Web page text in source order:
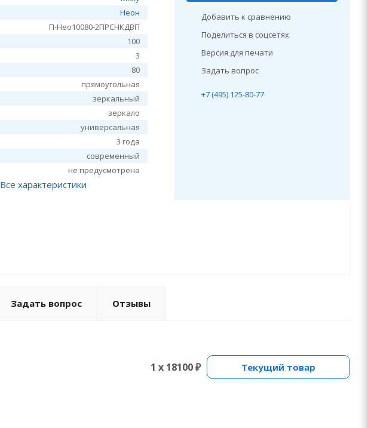
Неон
П-Нео10080-2ПРСНКДВП
100
3
80
прямоугольная
зеркальный
зеркало
универсальная
3 года
современный
не предусмотрена
Все характеристики
Добавить к сравнению
Поделиться в соцсетях
Версия для печати
Задать вопрос
+7 (495) 125-80-77
Задать вопрос Отзывы
1 x 18100 ₽ Текущий товар